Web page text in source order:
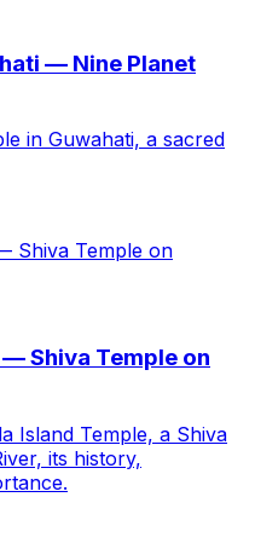
— Nine Planet
in Guwahati, a sacred
Shiva Temple on
Shiva Temple on
Island Temple, a Shiva
its history,